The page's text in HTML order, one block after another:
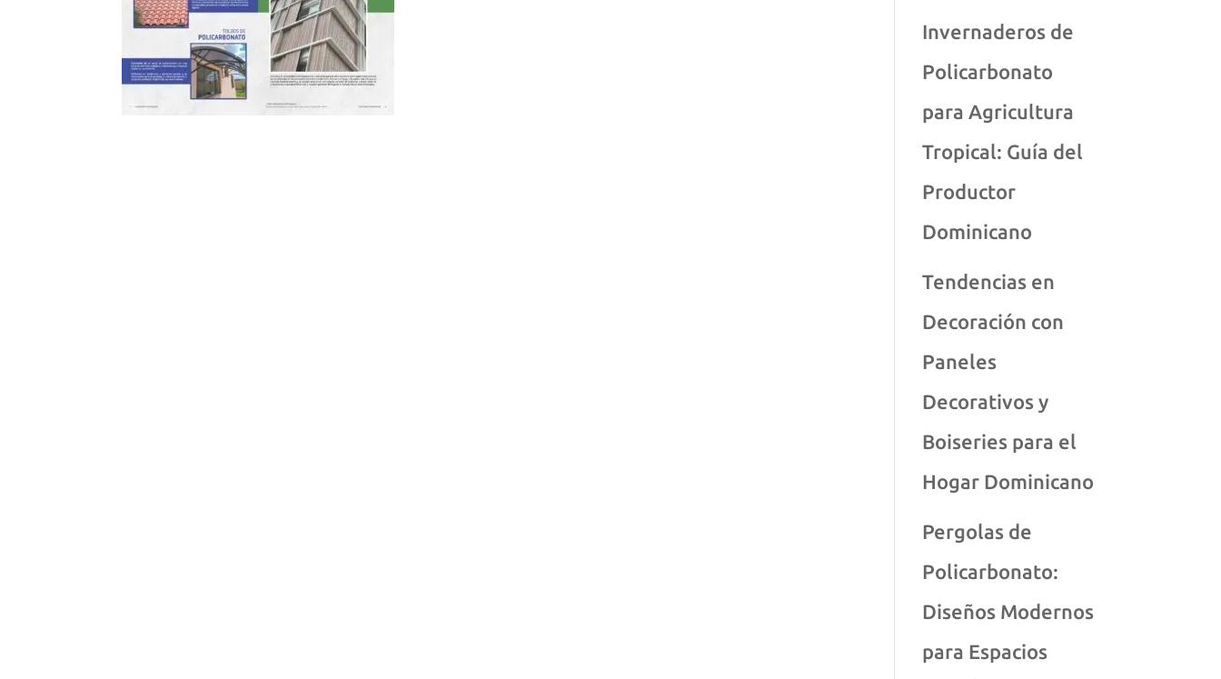
Invernaderos de
Policarbonato
para Agricultura
Tropical: Guía del
Productor
Dominicano
Tendencias en
Decoración con
Paneles
Decorativos y
Boiseries para el
Hogar Dominicano
Pergolas de
Policarbonato:
Diseños Modernos
para Espacios